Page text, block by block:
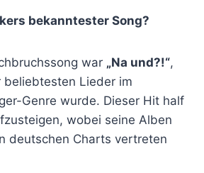
bekanntester Song?
war „Na und?!“,
beliebtesten Lieder im
Genre wurde. Dieser Hit half
wobei seine Alben
deutschen Charts vertreten